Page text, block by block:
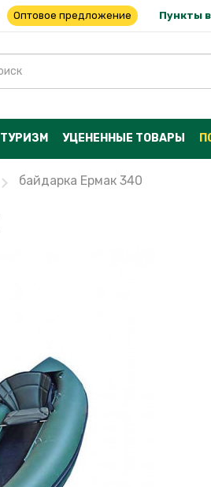
Оптовое предложение Пункты
ТУРИЗМ УЦЕНЕННЫЕ ТОВАРЫ
байдарка Ермак 340